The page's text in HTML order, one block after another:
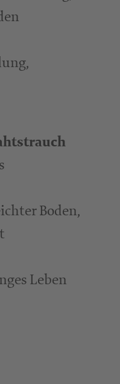
Boden,
Leben